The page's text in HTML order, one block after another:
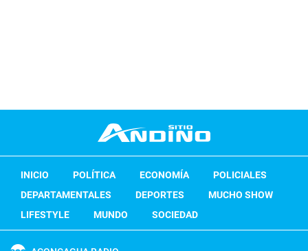
INICIO POLÍTICA ECONOMÍA
POLICIALES
DEPARTAMENTALES
DEPORTES
MUCHO SHOW
LIFESTYLE
MUNDO SOCIEDAD